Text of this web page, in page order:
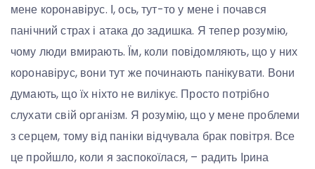
мене коронавірус. І, ось, тут-то у мене і почався
панічний страх і атака до задишка. Я тепер розумію,
чому люди вмирають. Їм, коли повідомляють, що у них
коронавірус, вони тут же починають панікувати. Вони
думають, що їх ніхто не вилікує. Просто потрібно
слухати свій організм. Я розумію, що у мене проблеми
з серцем, тому від паніки відчувала брак повітря. Все
це пройшло, коли я заспокоїлася, – радить Ірина